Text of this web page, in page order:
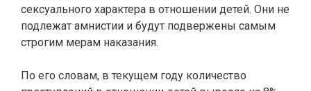
сексуального характера в отношении детей. Они не
подлежат амнистии и будут подвержены самым
строгим мерам наказания.
По его словам, в текущем году количество